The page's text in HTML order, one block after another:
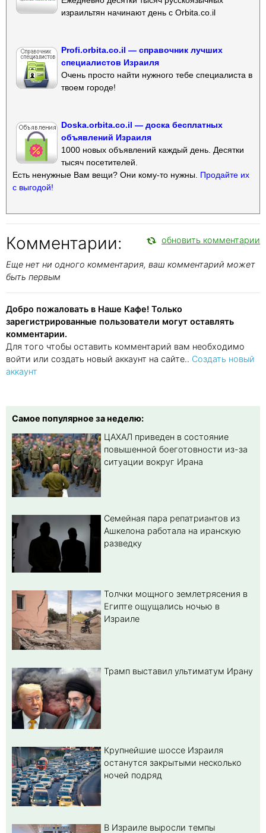
израильтян начинают день с Orbita.co.il
Profi.orbita.co.il — справочник лучших
специалистов Израиля
Очень просто найти нужного тебе специалиста в
твоем городе!
Doska.orbita.co.il — доска бесплатных
объявлений Израиля
1000 новых объявлений каждый день. Десятки
тысяч посетителей.
Есть ненужные Вам вещи? Они кому-то нужны. Продайте их
с выгодой!
Комментарии: обновить комментарии
Еще нет ни одного комментария, ваш комментарий может
быть первым
Добро пожаловать в Наше Кафе! Только
зарегистрированные пользователи могут оставлять
комментарии.
Для того чтобы оставить комментарий вам необходимо
войти или создать новый аккаунт на сайте.. Создать новый
аккаунт
Самое популярное за неделю:
ЦАХАЛ приведен в состояние
повышенной боеготовности из-за
ситуации вокруг Ирана
Семейная пара репатриантов из
Ашкелона работала на иранскую
разведку
Толчки мощного землетрясения в
Египте ощущались ночью в
Израиле
Трамп выставил ультиматум Ирану
Крупнейшие шоссе Израиля
останутся закрытыми несколько
ночей подряд
В Израиле выросли темпы